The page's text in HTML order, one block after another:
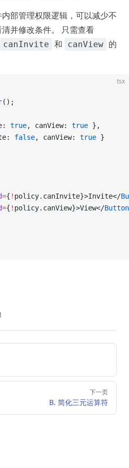
部管理权限逻辑，可以减少不
并修改条件。 只需查看
canInvite 和 canView 的
tsx
();
true, canView: true },
false, canView: true }
={ ! policy.canInvite}>Invite</
={ ! policy.canView}>View</Button
下一页
B. 简化三元运算符